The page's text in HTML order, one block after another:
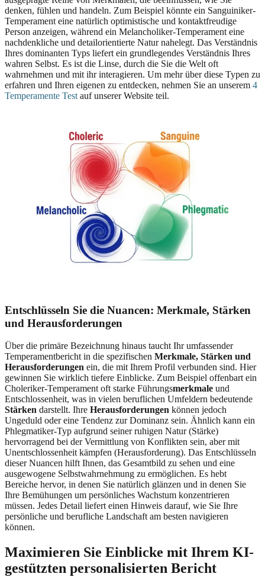
denken, fühlen und handeln. Zum Beispiel könnte ein Sanguiniker-
Temperament eine natürlich optimistische und kontaktfreudige
Person anzeigen, während ein Melancholiker-Temperament eine
nachdenkliche und detailorientierte Natur nahelegt. Das Verständnis
Ihres dominanten Typs liefert ein grundlegendes Verständnis Ihres
wahren Selbst. Es ist die Linse, durch die Sie die Welt oft
wahrnehmen und mit ihr interagieren. Um mehr über diese Typen zu
erfahren und Ihren eigenen zu entdecken, nehmen Sie an unserem 4
Temperamente Testauf unserer Website teil.
Entschlüsseln Sie die Nuancen: Merkmale, Stärken
und Herausforderungen
Über die primäre Bezeichnung hinaus taucht Ihr umfassender
Temperamentbericht in die spezifischen Merkmale, Stärken und
Herausforderungen ein, die mit Ihrem Profil verbunden sind. Hier
gewinnen Sie wirklich tiefere Einblicke. Zum Beispiel offenbart ein
Choleriker-Temperament oft starke Führungsmerkmale und
Entschlossenheit, was in vielen beruflichen Umfeldern bedeutende
Stärken darstellt. Ihre Herausforderungen können jedoch
Ungeduld oder eine Tendenz zur Dominanz sein. Ähnlich kann ein
Phlegmatiker-Typ aufgrund seiner ruhigen Natur (Stärke)
hervorragend bei der Vermittlung von Konflikten sein, aber mit
Unentschlossenheit kämpfen (Herausforderung). Das Entschlüsseln
dieser Nuancen hilft Ihnen, das Gesamtbild zu sehen und eine
ausgewogene Selbstwahrnehmung zu ermöglichen. Es hebt
Bereiche hervor, in denen Sie natürlich glänzen und in denen Sie
Ihre Bemühungen um persönliches Wachstum konzentrieren
müssen. Jedes Detail liefert einen Hinweis darauf, wie Sie Ihre
persönliche und berufliche Landschaft am besten navigieren
können.
Maximieren Sie Einblicke mit Ihrem KI-
gestützten personalisierten Bericht